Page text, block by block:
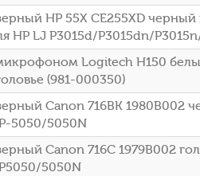
HP 55X CE255XD черный
HP LJ P3015d/P3015dn/
Logitech H150
(981-000350)
Canon 716BK 1980B002
5050/5050N
Canon 716C 1979B002
5050N